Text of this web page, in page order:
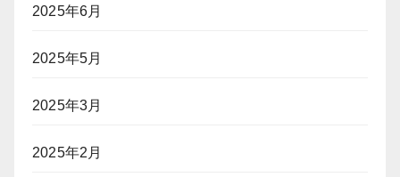
2025年6月
2025年5月
2025年3月
2025年2月